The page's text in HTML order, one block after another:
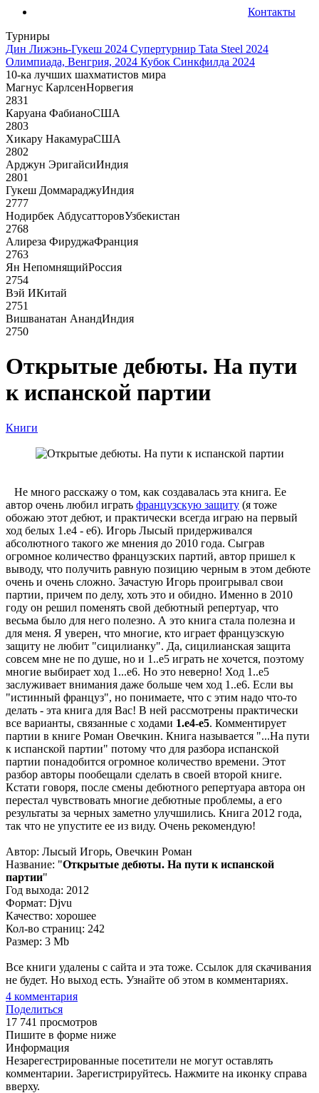
Контакты
Турниры
Дин Лижэнь-Гукеш 2024 Супертурнир Tata Steel 2024
Олимпиада, Венгрия, 2024 Кубок Синкфилда 2024
10-ка лучших шахматистов мира
Магнус КарлсенНорвегия
2831
Каруана ФабианоСША
2803
Хикару НакамураСША
2802
Арджун ЭригайсиИндия
2801
Гукеш ДоммараджуИндия
2777
Нодирбек АбдусатторовУзбекистан
2768
Алиреза ФируджаФранция
2763
Ян НепомнящийРоссия
2754
Вэй ИКитай
2751
Вишванатан АнандИндия
2750
Открытые дебюты. На пути
к испанской партии
Книги
Не много расскажу о том, как создавалась эта книга. Ее
автор очень любил играть французскую защиту (я тоже
обожаю этот дебют, и практически всегда играю на первый
ход белых 1.e4 - e6). Игорь Лысый придерживался
абсолютного такого же мнения до 2010 года. Сыграв
огромное количество французских партий, автор пришел к
выводу, что получить равную позицию черным в этом дебюте
очень и очень сложно. Зачастую Игорь проигрывал свои
партии, причем по делу, хоть это и обидно. Именно в 2010
году он решил поменять свой дебютный репертуар, что
весьма было для него полезно. А это книга стала полезна и
для меня. Я уверен, что многие, кто играет французскую
защиту не любит "сицилианку". Да, сицилианская защита
совсем мне не по душе, но и 1..е5 играть не хочется, поэтому
многие выбирает ход 1...е6. Но это неверно! Ход 1..е5
заслуживает внимания даже больше чем ход 1..е6. Если вы
"истинный француз", но понимаете, что с этим надо что-то
делать - эта книга для Вас! В ней рассмотрены практически
все варианты, связанные с ходами 1.е4-е5. Комментирует
партии в книге Роман Овечкин. Книга называется "...На пути
к испанской партии" потому что для разбора испанской
партии понадобится огромное количество времени. Этот
разбор авторы пообещали сделать в своей второй книге.
Кстати говоря, после смены дебютного репертуара автора он
перестал чувствовать многие дебютные проблемы, а его
результаты за черных заметно улучшились. Книга 2012 года,
так что не упустите ее из виду. Очень рекомендую!
Автор: Лысый Игорь, Овечкин Роман
Название: "Открытые дебюты. На пути к испанской
партии"
Год выхода: 2012
Формат: Djvu
Качество: хорошее
Кол-во страниц: 242
Размер: 3 Mb
Все книги удалены с сайта и эта тоже. Ссылок для скачивания
не будет. Но выход есть. Узнайте об этом в комментариях.
4 комментария
Поделиться
17 741 просмотров
Пишите в форме ниже
Информация
Незарегестрированные посетители не могут оставлять
комментарии. Зарегистрируйтесь. Нажмите на иконку справа
вверху.